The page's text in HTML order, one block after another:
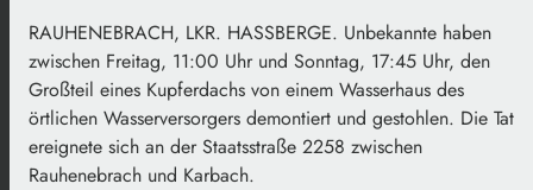
RAUHENEBRACH, LKR. HASSBERGE. Unbekannte haben
zwischen Freitag, 11:00 Uhr und Sonntag, 17:45 Uhr, den
Großteil eines Kupferdachs von einem Wasserhaus des
örtlichen Wasserversorgers demontiert und gestohlen. Die Tat
ereignete sich an der Staatsstraße 2258 zwischen
Rauhenebrach und Karbach.